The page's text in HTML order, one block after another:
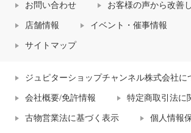
お問い合わせ お客様の声から改善
店舗情報 イベント・催事情報
サイトマップ
ジュピターショップチャンネル株式会社に
会社概要/免許情報 特定商取引法に
古物営業法に基づく表示 個人情報